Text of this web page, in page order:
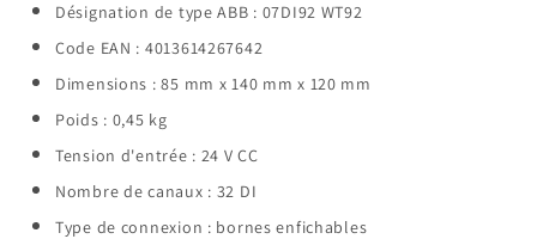
Désignation de type ABB : 07DI92 WT92
Code EAN : 4013614267642
Dimensions : 85 mm x 140 mm x 120 mm
Poids : 0,45 kg
Tension d'entrée : 24 V CC
Nombre de canaux : 32 DI
Type de connexion : bornes enfichables